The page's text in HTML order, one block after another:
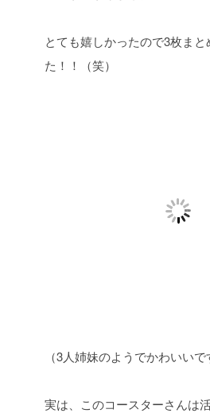
とても嬉しかったので3枚ま
た！！（笑）
（3人姉妹のようでかわいいで
実は、このコースターさんは